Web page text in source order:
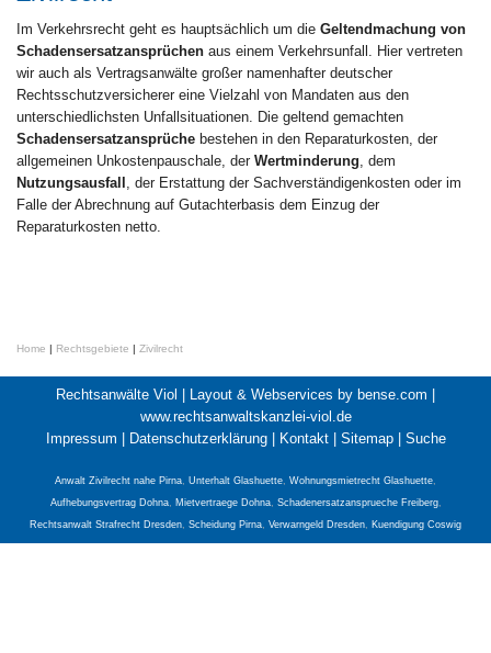
Im Verkehrsrecht geht es hauptsächlich um die Geltendmachung von
Schadensersatzansprüchen aus einem Verkehrsunfall. Hier vertreten
wir auch als Vertragsanwälte großer namenhafter deutscher
Rechtsschutzversicherer eine Vielzahl von Mandaten aus den
unterschiedlichsten Unfallsituationen. Die geltend gemachten
Schadensersatzansprüche bestehen in den Reparaturkosten, der
allgemeinen Unkostenpauschale, der Wertminderung , dem
Nutzungsausfall , der Erstattung der Sachverständigenkosten oder im
Falle der Abrechnung auf Gutachterbasis dem Einzug der
Reparaturkosten netto.
Home | Rechtsgebiete | Zivilrecht
Rechtsanwälte Viol | Layout & Webservices by bense.com |
www.rechtsanwaltskanzlei-viol.de
Impressum | Datenschutzerklärung| Kontakt| Sitemap| Suche
Anwalt Zivilrecht nahe Pirna, Unterhalt Glashuette, Wohnungsmietrecht Glashuette,
Aufhebungsvertrag Dohna, Mietvertraege Dohna, Schadenersatzansprueche Freiberg,
Rechtsanwalt Strafrecht Dresden, Scheidung Pirna, Verwarngeld Dresden, Kuendigung Coswig